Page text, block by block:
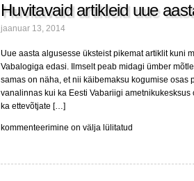
Huvitavaid artikleid uue
jaanuar 13, 2014
Uue aasta algusesse üksteist pikemat artiklit kuni
Vabalogiga edasi. Ilmselt peab midagi ümber
samas on näha, et nii käibemaksu kogumise
vanalinnas kui ka Eesti Vabariigi
ka ettevõtjate […]
Huvitavaid
aasta
kommenteerimine on välja lülitatud